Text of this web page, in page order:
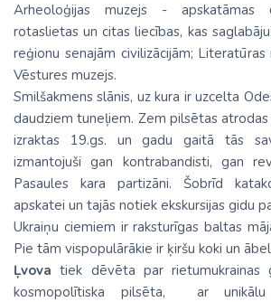
Arheoloģijas muzejs - apskatāmas
rotaslietas un citas liecības, kas
reģionu senajām civilizācijām;
Vēstures muzejs.
Smilšakmens slānis, uz kura ir uzcelta
daudziem tuneļiem. Zem pilsētas atrodas
izraktas 19.gs. un gadu gaitā tās
izmantojuši gan kontrabandisti, gan
Pasaules kara partizāni. Šobrīd
apskatei un tajās notiek ekskursijas gidu
Ukraiņu ciemiem ir raksturīgas baltas
Pie tām vispopulārākie ir ķiršu koki un
Ļvova tiek dēvēta par rietumukrainas
kosmopolītiska pilsēta, ar unikālu